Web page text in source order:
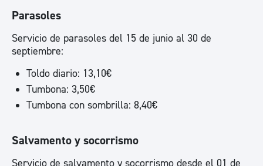
Parasoles
Servicio de parasoles del 15 de junio al 30 de
septiembre:
Toldo diario: 13,10€
Tumbona: 3,50€
Tumbona con sombrilla: 8,40€
Salvamento y socorrismo
Servicio de salvamento y socorrismo desde el 01 de